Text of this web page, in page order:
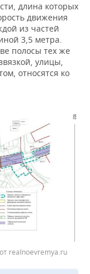
длина которых
движения
из частей
3,5 метра.
полосы тех же
улицы,
относятся ко
realnoevremya.ru